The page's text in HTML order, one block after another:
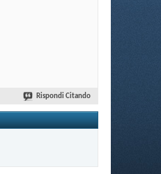
Rispondi Citando